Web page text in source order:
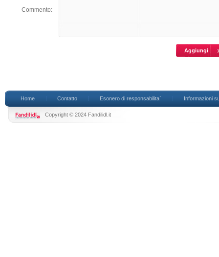
Commento:
Home Contatto Esonero di responsabilita` Informazioni
Copyright © 2024 Fandilidl.it